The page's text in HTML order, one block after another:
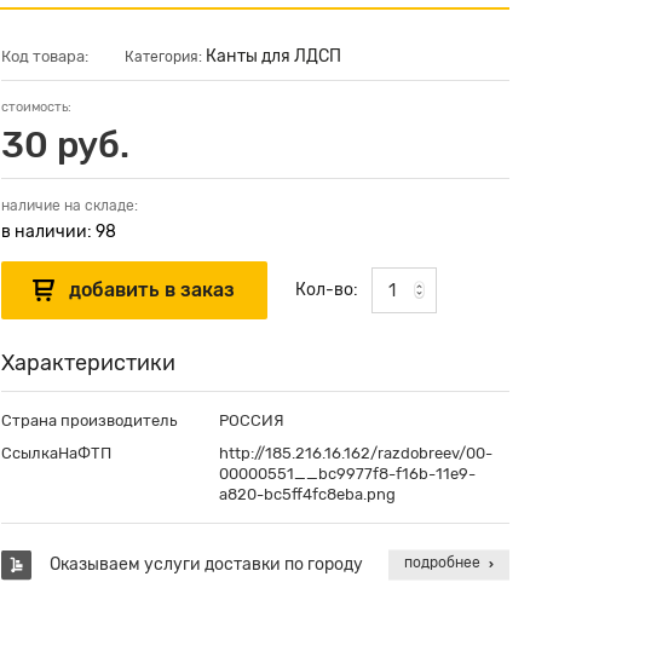
Код товара: Категория: Канты для ЛДСП
стоимость:
30 руб.
наличие на складе:
в наличии: 98
Кол-во:
Характеристики
Страна производитель
РОССИЯ
СсылкаНаФТП
http://185.216.16.162/razdobreev/00-
00000551__bc9977f8-f16b-11e9-
a820-bc5ff4fc8eba.png
Оказываем услуги доставки по городу подробнее